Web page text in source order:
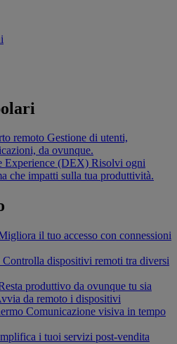
remoto Gestione di utenti,
da ovunque.
Experience (DEX) Risolvi ogni
che impatti sulla tua produttività.
il tuo accesso con connessioni
Controlla dispositivi remoti tra diversi
produttivo da ovunque tu sia
da remoto i dispositivi
Comunicazione visiva in tempo
i tuoi servizi post-vendita